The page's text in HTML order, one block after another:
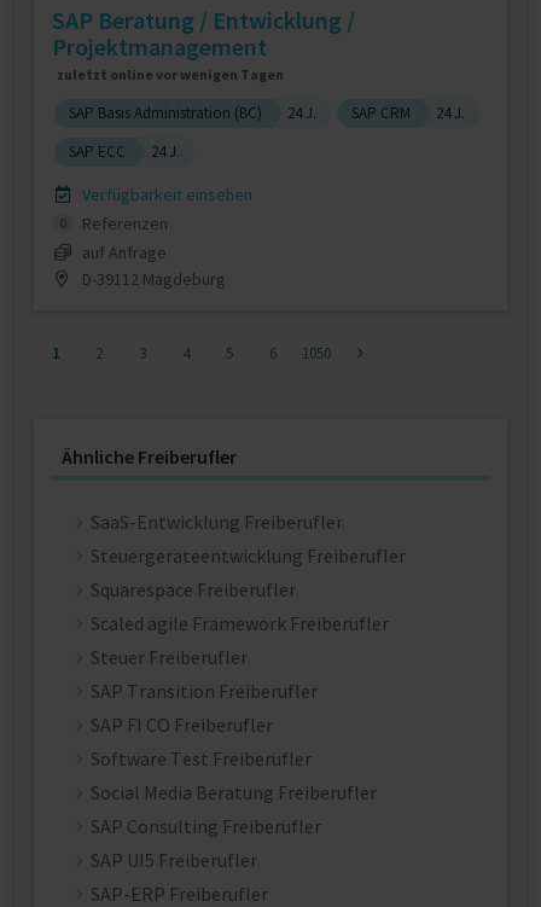
SAP Beratung / Entwicklung /
Projektmanagement
zuletzt online vor wenigen Tagen
SAP Basis Administration (BC) 24 J. SAP CRM
24 J.
SAP ECC
24 J.
Verfügbarkeit einsehen
0
Referenzen
auf Anfrage
D-39112 Magdeburg
1 2 3 4 5 6 1050
Ähnliche Freiberufler
SaaS-Entwicklung Freiberufler
Steuergeräteentwicklung Freiberufler
Squarespace Freiberufler
Scaled agile Framework Freiberufler
Steuer Freiberufler
SAP Transition Freiberufler
SAP FI CO Freiberufler
Software Test Freiberufler
Social Media Beratung Freiberufler
SAP Consulting Freiberufler
SAP UI5 Freiberufler
SAP-ERP Freiberufler